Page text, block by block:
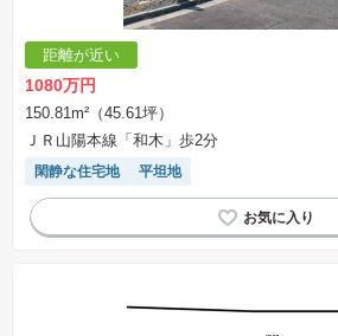
距離が近い
1080万円
150.81m²（45.61坪）
ＪＲ山陽本線「和木」歩2分
閑静な住宅地 平坦地